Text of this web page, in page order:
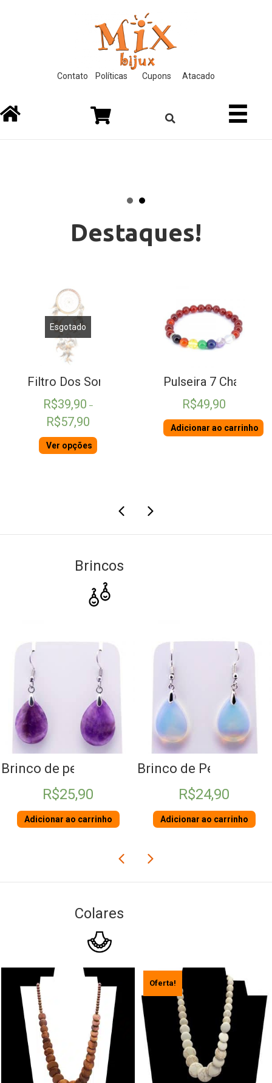
Contato Políticas Cupons Atacado
Destaques!
Esgotado
Filtro Dos Sonhos Bege
R$39,90 –
R$57,90
preço:
R$39,90
Ver opções
Pulseira 7 Chakras
R$49,90
Adicionar ao carrinho
Brincos
Verde
Brinco de pedra gota Ametista
R$25,90
Adicionar ao carrinho
Brinco de Pedra da
R$24,90
Adicionar ao carrinho
Colares
Oferta!